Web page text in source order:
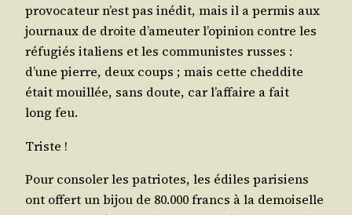
pro­vo­ca­teur n’est pas inédit, mais il a per­mis aux
jour­naux de droite d’a­meu­ter l’o­pi­nion contre les
réfu­giés ita­liens et les com­mu­nistes russes :
d’une pierre, deux coups ; mais cette ched­dite
était mouillée, sans doute, car l’af­faire a fait
long feu.
Triste !
Pour conso­ler les patriotes, les édiles pari­siens
ont offert un bijou de 80.000 francs à la demoi­selle